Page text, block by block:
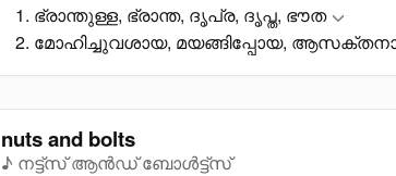
ഭ്രാന്തുള്ള, ഭ്രാന്ത, ദൃപ്ര, ദൃപ്ത, ഭൗത
മോഹിച്ചുവശായ, മയങ്ങിപ്പോയ,
nuts and bolts
♪ നട്ട്സ് ആൻഡ് ബോൾട്ട്സ്